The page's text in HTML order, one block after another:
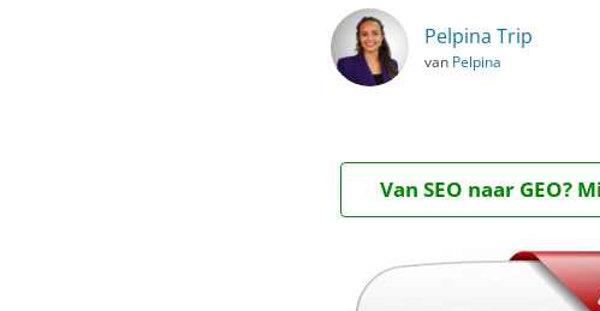
Pelpina Trip
van Pelpina
Van SEO naar GEO?